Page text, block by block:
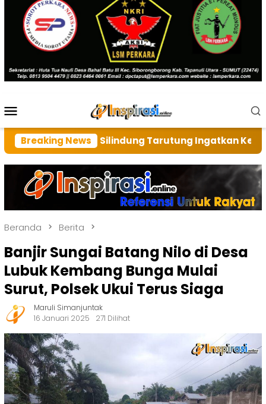
Mobile
Breaking News
Silindung Tarutung Ingatkan Kebaikan Tuhan
Beranda Berita
Banjir Sungai Batang Nilo di Desa
Lubuk Kembang Bunga Mulai
Surut, Polsek Ukui Terus Siaga
Maruli Simanjuntak
16 Januari 2025
271 Dilihat